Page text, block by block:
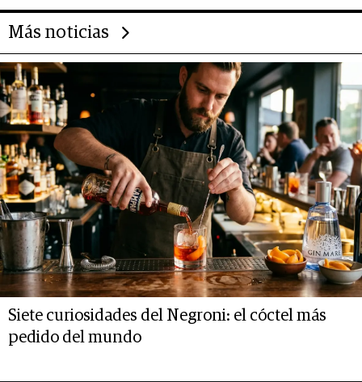
Más noticias
Siete curiosidades del Negroni: el cóctel más
pedido del mundo